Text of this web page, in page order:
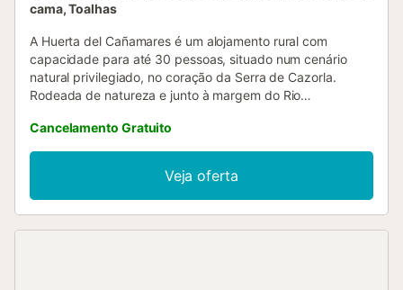
cama, Toalhas
A Huerta del Cañamares é um alojamento rural com
capacidade para até 30 pessoas, situado num cenário
natural privilegiado, no coração da Serra de Cazorla.
Rodeada de natureza e junto à margem do Rio
e desfrutar da tranquilidade do campo. A casa foi pensada
para famílias, grupos de amigos, associações,
caminhantes e amantes da natureza que desejam partilhar
experiências autênticas num ambiente acolhedor e
descontraído. Dispõe de piscina privada, jardins amplos,
Cancelamento Gratuito
Veja oferta